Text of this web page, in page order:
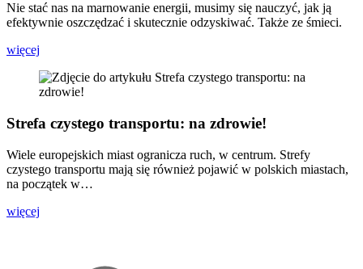
Nie stać nas na marnowanie energii, musimy się nauczyć, jak ją
efektywnie oszczędzać i skutecznie odzyskiwać. Także ze śmieci.
więcej
Strefa czystego transportu: na zdrowie!
Wiele europejskich miast ogranicza ruch, w centrum. Strefy
czystego transportu mają się również pojawić w polskich miastach,
na początek w…
więcej